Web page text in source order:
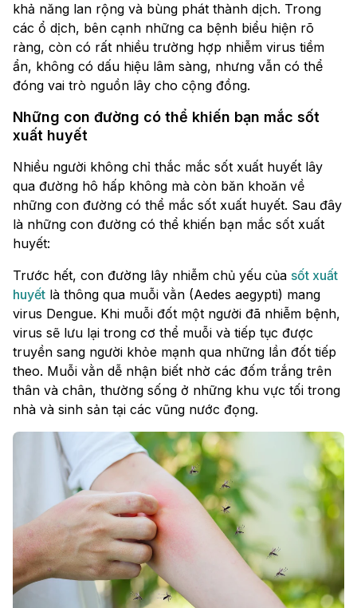
khả năng lan rộng và bùng phát thành dịch. Trong
các ổ dịch, bên cạnh những ca bệnh biểu hiện rõ
ràng, còn có rất nhiều trường hợp nhiễm virus tiềm
ẩn, không có dấu hiệu lâm sàng, nhưng vẫn có thể
đóng vai trò nguồn lây cho cộng đồng.
Những con đường có thể khiến bạn mắc sốt
xuất huyết
Nhiều người không chỉ thắc mắc sốt xuất huyết lây
qua đường hô hấp không mà còn băn khoăn về
những con đường có thể mắc sốt xuất huyết. Sau đây
là những con đường có thể khiến bạn mắc sốt xuất
huyết:
Trước hết, con đường lây nhiễm chủ yếu của sốt xuất
huyết là thông qua muỗi vằn (Aedes aegypti) mang
virus Dengue. Khi muỗi đốt một người đã nhiễm bệnh,
virus sẽ lưu lại trong cơ thể muỗi và tiếp tục được
truyền sang người khỏe mạnh qua những lần đốt tiếp
theo. Muỗi vằn dễ nhận biết nhờ các đốm trắng trên
thân và chân, thường sống ở những khu vực tối trong
nhà và sinh sản tại các vũng nước đọng.